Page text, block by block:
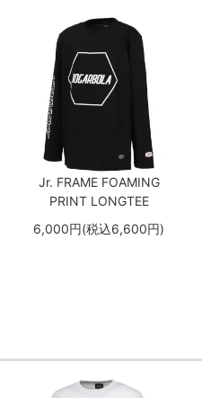
Jr. FRAME FOAMING
PRINT LONGTEE
6,000円(税込6,600円)